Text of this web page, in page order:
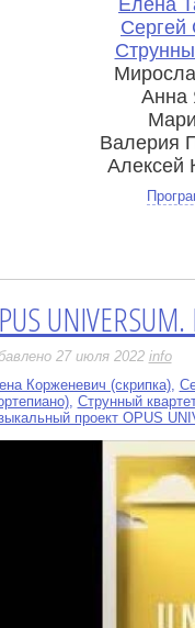
Сергей
Анна
Валерия
Алексей
27 июля 2022 info
Корженевич (скрипка),
, Струнный
проект OPUS